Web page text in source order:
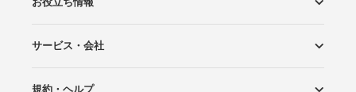
Wedding Photo マガジン
はじめてガイド
サービス・会社
Photoraitとは
スタジオの掲載について
お問い合わせ
運営会社
サイトマップ
規約・ヘルプ